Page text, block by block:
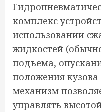
комплекс
использовании
жидкостей
подъема,
положения
механизм
управлять